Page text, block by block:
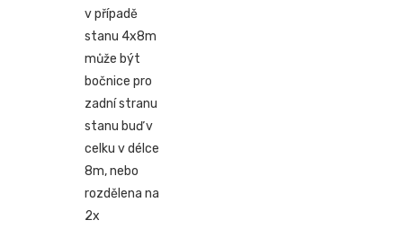
v případě
stanu 4x8m
může být
bočnice pro
zadní stranu
stanu buď v
celku v délce
8m, nebo
rozdělena na
2x